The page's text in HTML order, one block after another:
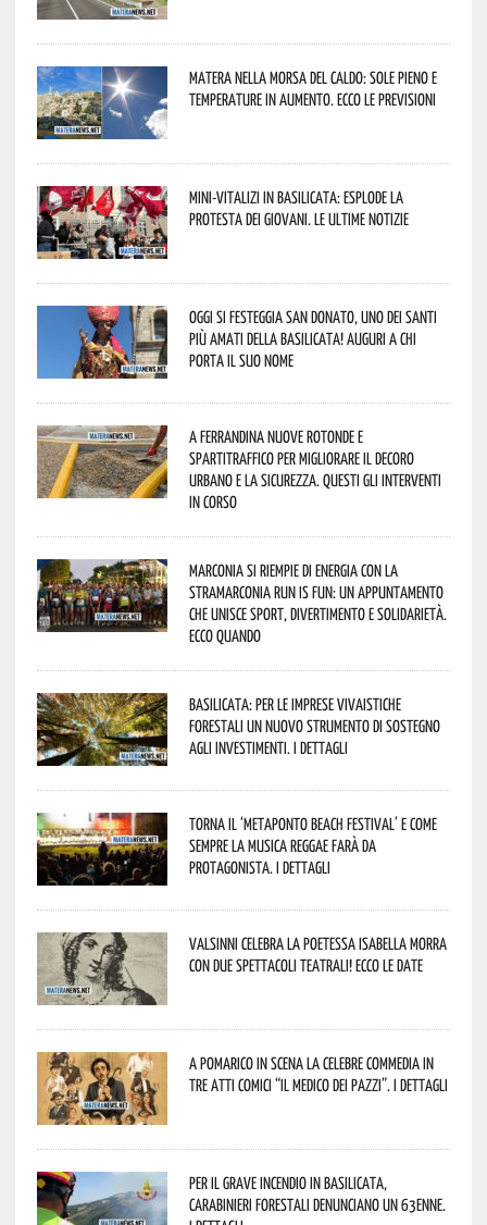
Matera nella morsa del caldo: sole pieno e
temperature in aumento. Ecco le previsioni
Mini-vitalizi in Basilicata: esplode la
protesta dei giovani. Le ultime notizie
Oggi si festeggia San Donato, uno dei Santi
più amati della Basilicata! Auguri a chi
porta il suo nome
A Ferrandina nuove rotonde e
spartitraffico per migliorare il decoro
urbano e la sicurezza. Questi gli interventi
in corso
Marconia si riempie di energia con la
StraMarconia Run is Fun: un appuntamento
che unisce sport, divertimento e solidarietà.
Ecco quando
Basilicata: per le imprese vivaistiche
forestali un nuovo strumento di sostegno
agli investimenti. I dettagli
Torna il ‘Metaponto beach festival’ e come
sempre la musica reggae farà da
protagonista. I dettagli
Valsinni celebra la poetessa Isabella Morra
con due spettacoli teatrali! Ecco le date
A Pomarico in scena la celebre commedia in
tre atti comici “Il medico dei pazzi”. I dettagli
Per il grave incendio in Basilicata,
Carabinieri forestali denunciano un 63enne.